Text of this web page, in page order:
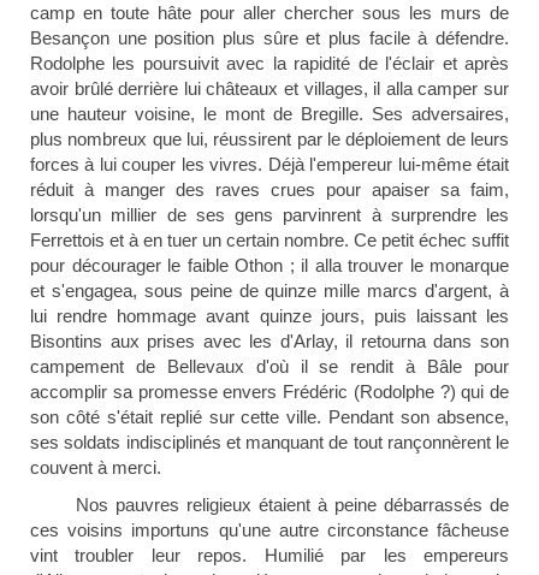
camp en toute hâte pour aller chercher sous les murs de
Besançon une position plus sûre et plus facile à défendre.
Rodolphe les poursuivit avec la rapidité de l'éclair et après
avoir brûlé derrière lui châteaux et villages, il alla camper sur
une hauteur voisine, le mont de Bregille. Ses adversaires,
plus nombreux que lui, réussirent par le déploiement de leurs
forces à lui couper les vivres. Déjà l'empereur lui-même était
réduit à manger des raves crues pour apaiser sa faim,
lorsqu'un millier de ses gens parvinrent à surprendre les
Ferrettois et à en tuer un certain nombre. Ce petit échec suffit
pour décourager le faible Othon ; il alla trouver le monarque
et s'engagea, sous peine de quinze mille marcs d'argent, à
lui rendre hommage avant quinze jours, puis laissant les
Bisontins aux prises avec les d'Arlay, il retourna dans son
campement de Bellevaux d'où il se rendit à Bâle pour
accomplir sa promesse envers Frédéric (Rodolphe ?) qui de
son côté s'était replié sur cette ville. Pendant son absence,
ses soldats indisciplinés et manquant de tout rançonnèrent le
couvent à merci.
Nos pauvres religieux étaient à peine débarrassés de
ces voisins importuns qu'une autre circonstance fâcheuse
vint troubler leur repos. Humilié par les empereurs